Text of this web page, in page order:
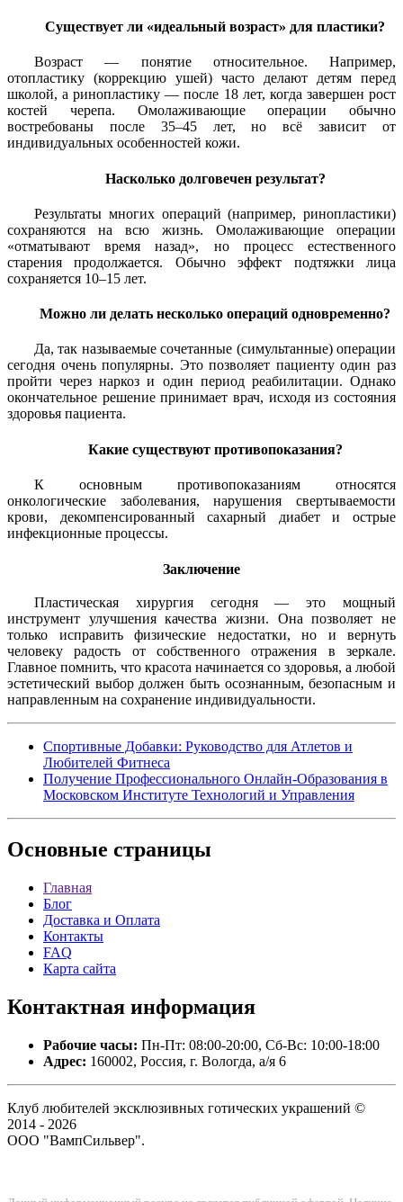
Существует ли «идеальный возраст» для пластики?
Возраст — понятие относительное. Например,
отопластику (коррекцию ушей) часто делают детям перед
школой, а ринопластику — после 18 лет, когда завершен рост
костей черепа. Омолаживающие операции обычно
востребованы после 35–45 лет, но всё зависит от
индивидуальных особенностей кожи.
Насколько долговечен результат?
Результаты многих операций (например, ринопластики)
сохраняются на всю жизнь. Омолаживающие операции
«отматывают время назад», но процесс естественного
старения продолжается. Обычно эффект подтяжки лица
сохраняется 10–15 лет.
Можно ли делать несколько операций одновременно?
Да, так называемые сочетанные (симультанные) операции
сегодня очень популярны. Это позволяет пациенту один раз
пройти через наркоз и один период реабилитации. Однако
окончательное решение принимает врач, исходя из состояния
здоровья пациента.
Какие существуют противопоказания?
К основным противопоказаниям относятся
онкологические заболевания, нарушения свертываемости
крови, декомпенсированный сахарный диабет и острые
инфекционные процессы.
Заключение
Пластическая хирургия сегодня — это мощный
инструмент улучшения качества жизни. Она позволяет не
только исправить физические недостатки, но и вернуть
человеку радость от собственного отражения в зеркале.
Главное помнить, что красота начинается со здоровья, а любой
эстетический выбор должен быть осознанным, безопасным и
направленным на сохранение индивидуальности.
Спортивные Добавки: Руководство для Атлетов и
Любителей Фитнеса
Получение Профессионального Онлайн-Образования в
Московском Институте Технологий и Управления
Основные страницы
Главная
Блог
Доставка и Оплата
Контакты
FAQ
Карта сайта
Контактная информация
Рабочие часы: Пн-Пт: 08:00-20:00, Сб-Вс: 10:00-18:00
Адрес: 160002, Россия, г. Вологда, а/я 6
Клуб любителей эксклюзивных готических украшений ©
2014 - 2026
ООО "ВампСильвер".